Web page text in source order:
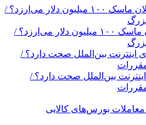
یک ساعت از زمان ایلان ماسک ۱۰۰ میلیون دلار می‌ارزد؟ /
۲.۷ برای اینترنت بین‌الملل صحت دارد؟ /